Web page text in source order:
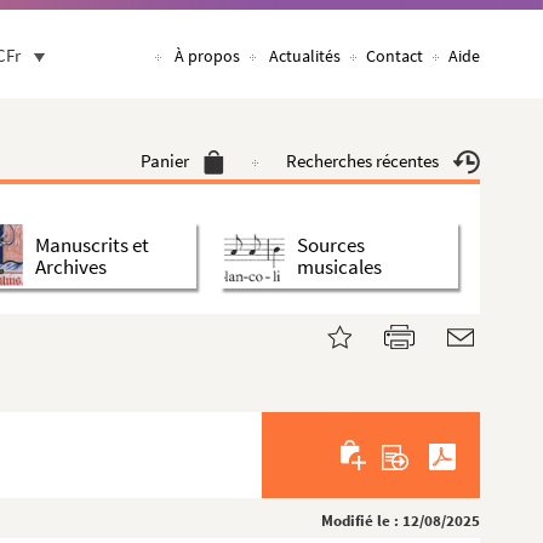
À propos Actualités Contact Aide
Panier Recherches récentes
Manuscrits et
Archives
Sources
musicales
Modifié le : 12/08/2025